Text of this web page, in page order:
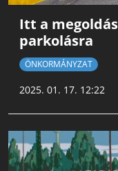
Itt a
parkolásra
ÖNKORMÁNYZAT
2025. 01. 17. 12:22